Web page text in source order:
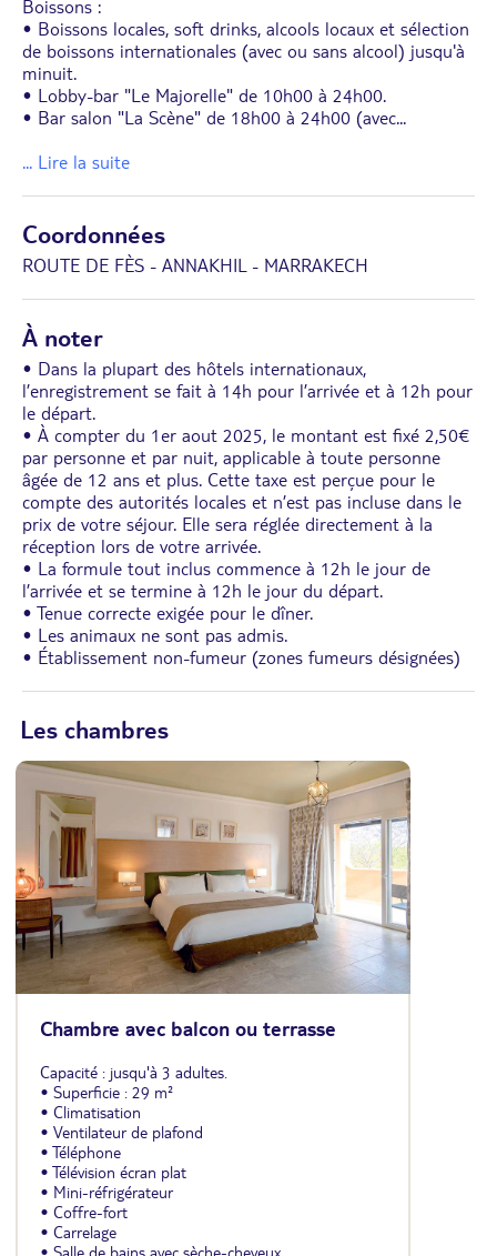
Boissons :
• Boissons locales, soft drinks, alcools locaux et sélection
de boissons internationales (avec ou sans alcool) jusqu'à
minuit.
• Lobby-bar "Le Majorelle" de 10h00 à 24h00.
• Bar salon "La Scène" de 18h00 à 24h00 (avec...
... Lire la suite
Coordonnées
ROUTE DE FÈS - ANNAKHIL - MARRAKECH
À noter
• Dans la plupart des hôtels internationaux,
l’enregistrement se fait à 14h pour l’arrivée et à 12h pour
le départ.
• À compter du 1er aout 2025, le montant est fixé 2,50€
par personne et par nuit, applicable à toute personne
âgée de 12 ans et plus. Cette taxe est perçue pour le
compte des autorités locales et n’est pas incluse dans le
prix de votre séjour. Elle sera réglée directement à la
réception lors de votre arrivée.
• La formule tout inclus commence à 12h le jour de
l’arrivée et se termine à 12h le jour du départ.
• Tenue correcte exigée pour le dîner.
• Les animaux ne sont pas admis.
• Établissement non-fumeur (zones fumeurs désignées)
Les chambres
Chambre avec balcon ou terrasse
Capacité : jusqu'à 3 adultes.
• Superficie : 29 m²
• Climatisation
• Ventilateur de plafond
• Téléphone
• Télévision écran plat
• Mini-réfrigérateur
• Coffre-fort
• Carrelage